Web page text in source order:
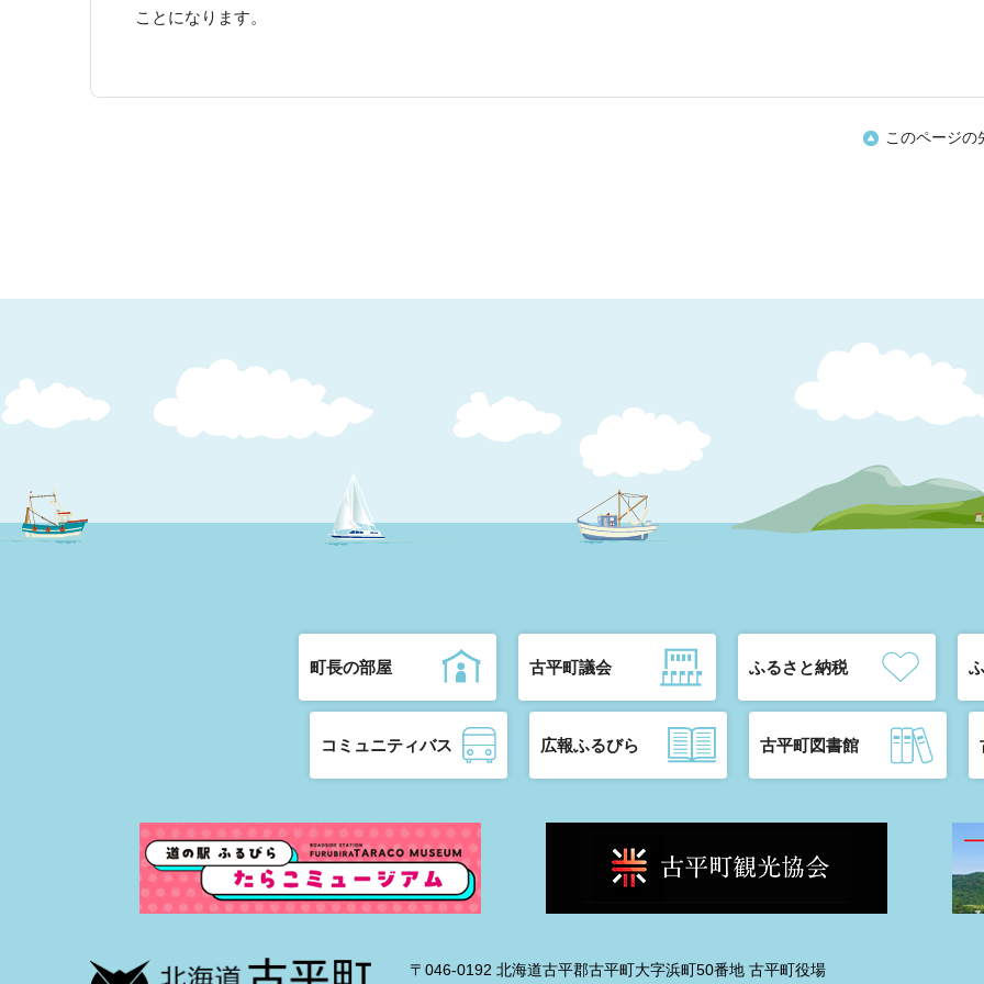
ことになります。
このページの
町長の部屋 古平町議会 ふるさと納税
コミュニティバス 広報ふるびら 古平町図書館
〒046-0192 北海道古平郡古平町大字浜町50番地 古平町役場